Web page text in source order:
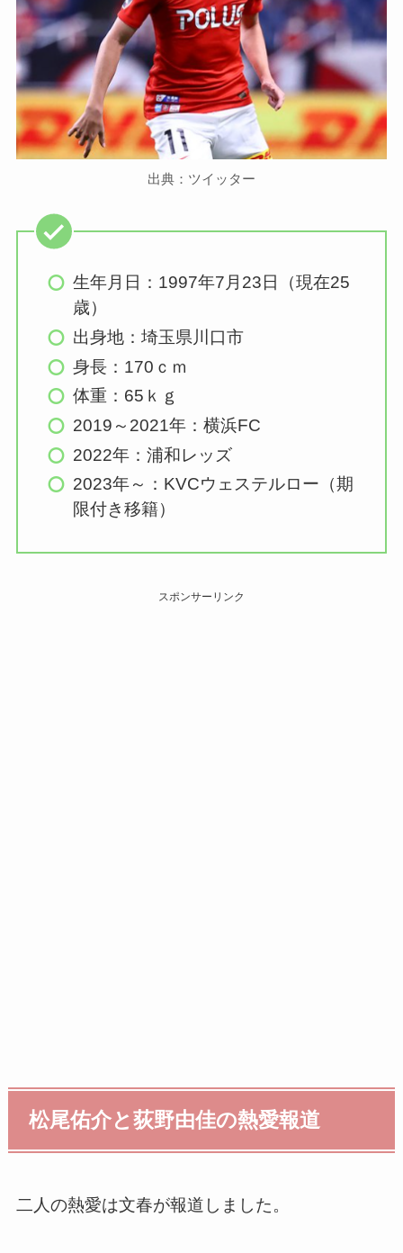
出典：ツイッター
生年月日：1997年7月23日（現在25
歳）
出身地：埼玉県川口市
身長：170ｃｍ
体重：65ｋｇ
2019～2021年：横浜FC
2022年：浦和レッズ
2023年～：KVCウェステルロー（期
限付き移籍）
スポンサーリンク
松尾佑介と荻野由佳の熱愛報道
二人の熱愛は文春が報道しました。